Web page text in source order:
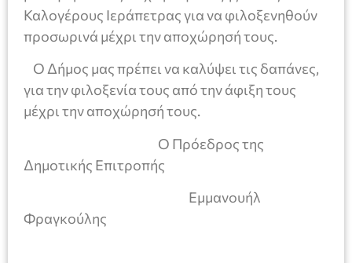
Καλογέρους Ιεράπετρας για να φιλοξενηθούν
προσωρινά μέχρι την αποχώρησή τους.
Ο Δήμος μας πρέπει να καλύψει τις δαπάνες,
για την φιλοξενία τους από την άφιξη τους
μέχρι την αποχώρησή τους.
Ο Πρόεδρος της
Δημοτικής Επιτροπής
Εμμανουήλ
Φραγκούλης